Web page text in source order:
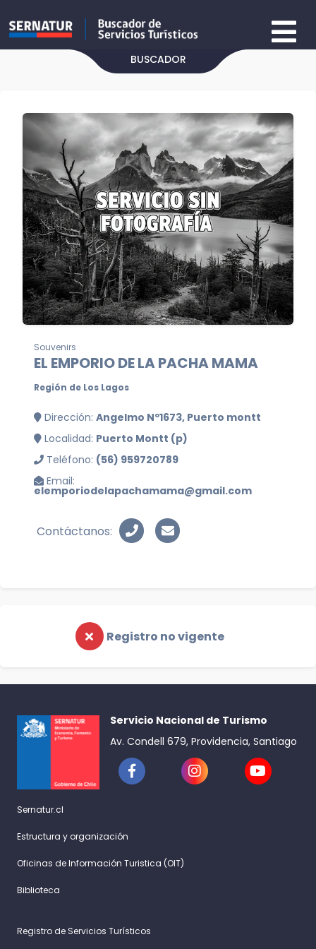
BUSCADOR
Souvenirs
EL EMPORIO DE LA PACHA MAMA
Región de Los Lagos
Dirección: Angelmo Nº1673, Puerto montt
Localidad: Puerto Montt (p)
Teléfono: (56) 959720789
Email:
elemporiodelapachamama@gmail.com
Contáctanos:
Registro no vigente
Servicio Nacional de Turismo
Av. Condell 679, Providencia, Santiago
Sernatur.cl
Estructura y organización
Oficinas de Información Turistica (OIT)
Biblioteca
Registro de Servicios Turísticos